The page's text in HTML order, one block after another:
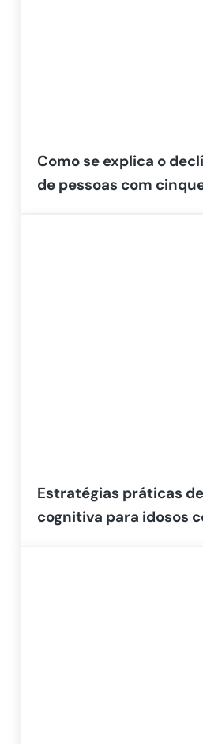
Como se explica o
de pessoas com
Estratégias práticas
cognitiva para idosos